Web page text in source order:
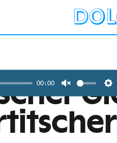
00:00
Unmute